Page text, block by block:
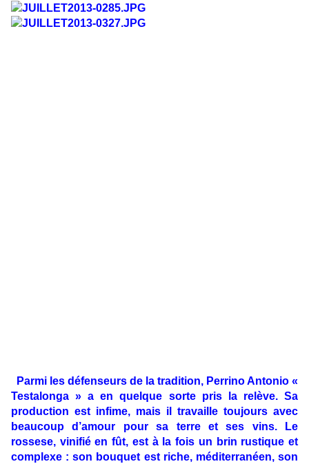
Parmi les défenseurs de la tradition, Perrino Antonio «
Testalonga » a en quelque sorte pris la relève. Sa
production est infime, mais il travaille toujours avec
beaucoup d’amour pour sa terre et ses vins. Le
rossese, vinifié en fût, est à la fois un brin rustique et
complexe : son bouquet est riche, méditerranéen, son